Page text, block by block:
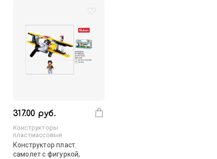
317.00 руб.
Конструкторы
пластмассовые
Конструктор пласт.
самолет с фигуркой,